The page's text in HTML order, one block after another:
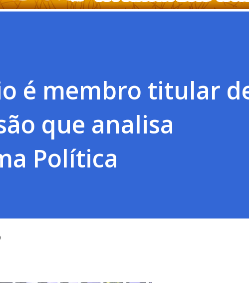
é membro titular
que analisa
Política